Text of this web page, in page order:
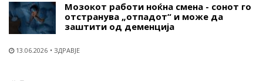
Мозокот работи ноќна смена - сонот го
отстранува „отпадот“ и може да
заштити од деменција
13.06.2026 ЗДРАВЈЕ